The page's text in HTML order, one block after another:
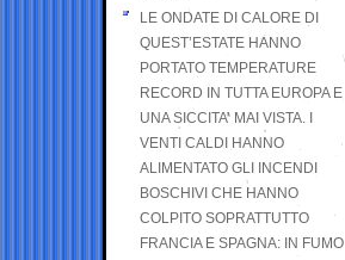
LE ONDATE DI CALORE DI
QUEST’ESTATE HANNO
PORTATO TEMPERATURE
RECORD IN TUTTA EUROPA E
UNA SICCITA’ MAI VISTA. I
VENTI CALDI HANNO
ALIMENTATO GLI INCENDI
BOSCHIVI CHE HANNO
COLPITO SOPRATTUTTO
FRANCIA E SPAGNA: IN FUMO